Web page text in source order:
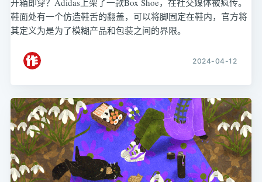
开箱即穿？Adidas上架了一款Box Shoe，在社交媒体被疯传。
鞋面处有一个仿造鞋舌的翻盖，可以将脚固定在鞋内，官方将
其定义为是为了模糊产品和包装之间的界限。
2024-04-12